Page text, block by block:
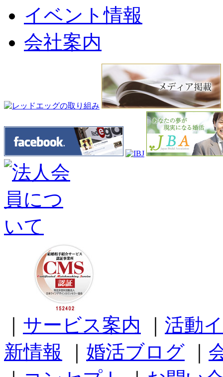
イベント情報
会社案内
サービス案内
活動
新情報
婚活ブログ